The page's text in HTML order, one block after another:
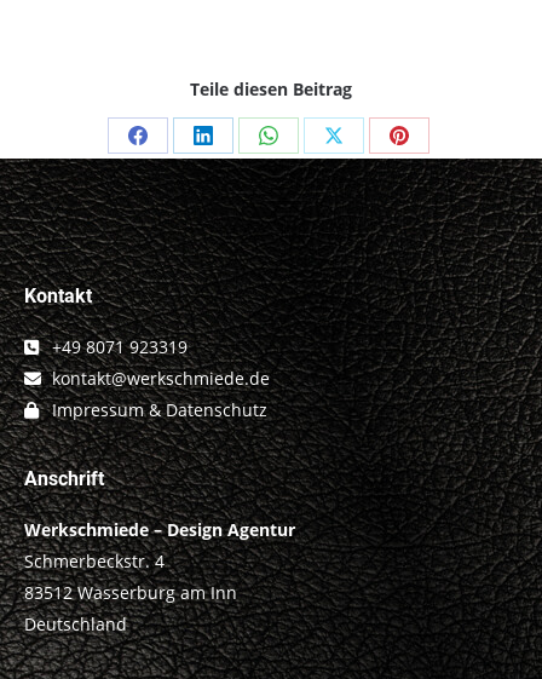
Teile diesen Beitrag
Share
on
Facebook
Share
on
LinkedIn
Share
on
WhatsApp
Share
on
X
Share
on
Pinterest
Kontakt
+49 8071 923319
kontakt@werkschmiede.de
Impressum & Datenschutz
Anschrift
Werkschmiede – Design Agentur
Schmerbeckstr. 4
83512 Wasserburg am Inn
Deutschland